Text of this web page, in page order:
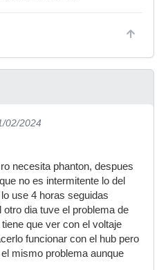
02/2024
necesita phanton, despues
no es intermitente lo del
use 4 horas seguidas
dia tuve el problema de
que ver con el voltaje
funcionar con el hub pero
mismo problema aunque